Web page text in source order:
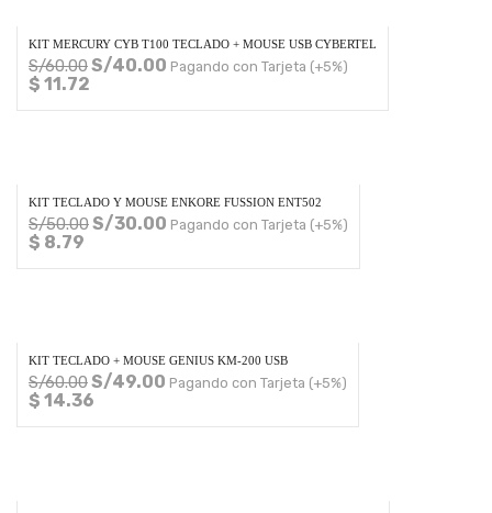
KIT MERCURY CYB T100 TECLADO + MOUSE USB CYBERTEL
S/60.00S/40.00 Pagando con Tarjeta (+5%)
$ 11.72
KIT TECLADO Y MOUSE ENKORE FUSSION ENT502
S/50.00S/30.00 Pagando con Tarjeta (+5%)
$ 8.79
KIT TECLADO + MOUSE GENIUS KM-200 USB
S/60.00S/49.00 Pagando con Tarjeta (+5%)
$ 14.36